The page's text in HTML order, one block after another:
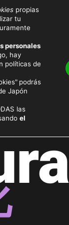
propias
tu
personales
hay
políticas de
podrás
Japón
las
el